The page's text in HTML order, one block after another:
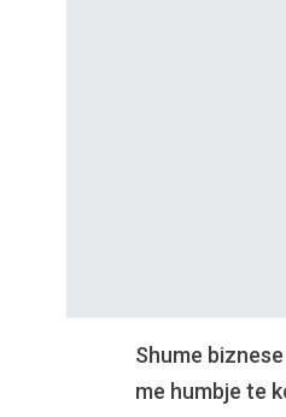
Shume
me humbje te